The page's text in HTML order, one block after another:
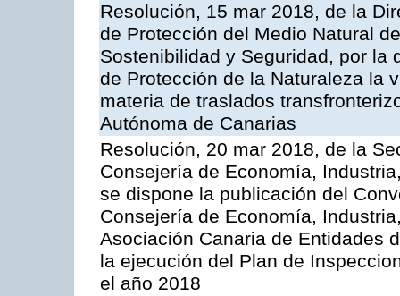
Resolución, 15 mar 2018, de la
de Protección del Medio Natural
Sostenibilidad y Seguridad, por la
de Protección de la Naturaleza la
materia de traslados
Autónoma de Canarias
Resolución, 20 mar 2018, de la
Consejería de Economía,
se dispone la publicación del
Consejería de Economía,
Asociación Canaria de Entidades
la ejecución del Plan de
el año 2018